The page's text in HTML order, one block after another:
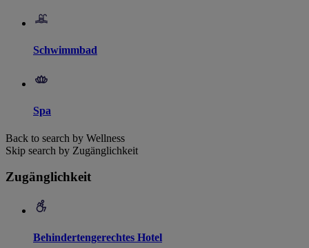
Schwimmbad
Spa
Back to search by Wellness
Skip search by Zugänglichkeit
Zugänglichkeit
Behindertengerechtes Hotel